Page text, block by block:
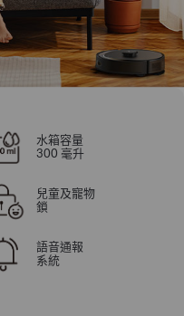
水箱容量
300 毫升
兒童及寵物
鎖
語音通報
系統